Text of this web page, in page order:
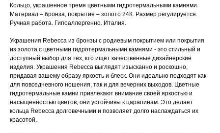
Кольцо, украшенное тремя цветными гидротермальными камнями.
Материал – бронза, покрытие – золото 24К. Размер регулируется.
Ручная работа. Гипоаллергенно. Италия.
Украшения Rebecca из бронзы с родиевым покрытием или покрытия
из золота с цветными гидротермальными камнями - это стильный и
доступный выбор для тех, кто ищет качественные дизайнерские
изделия. Украшения Rebecca выглядят изысканно и роскошно,
придавая вашему образу яркость и блеск. Они идеально подходят как
для повседневного ношения, так и для вечерних выходов. Цветные
гидротермальные камни привлекают внимание своей яркостью и
насыщенностью цветов, они устойчивы к царапинам. Это делает
кольца Rebecca долговечными и позволяет долго наслаждаться их
красотой.